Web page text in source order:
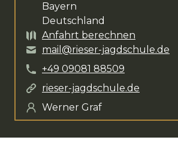
Bayern
Deutschland
Anfahrt berechnen
mail@rieser-jagdschule.de
+49 09081 88509
rieser-jagdschule.de
Werner Graf